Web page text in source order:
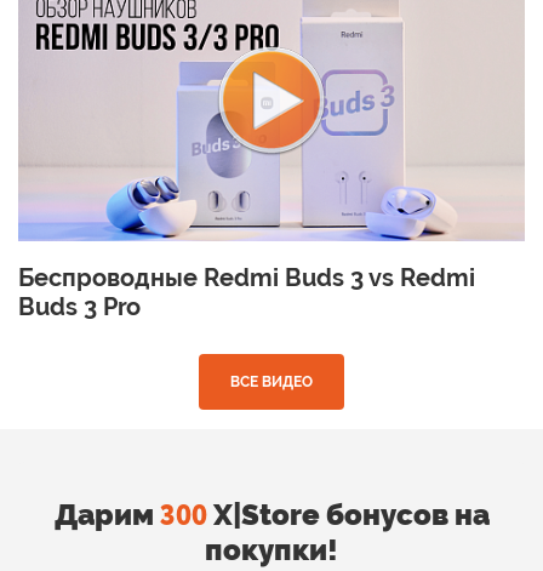
Беспроводные Redmi Buds 3 vs Redmi
Buds 3 Pro
ВСЕ ВИДЕО
Дарим 300X|Store бонусов на
покупки!